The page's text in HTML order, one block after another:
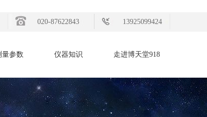
020-87622843 13925099424
量参数 仪器知识 走进博天堂918